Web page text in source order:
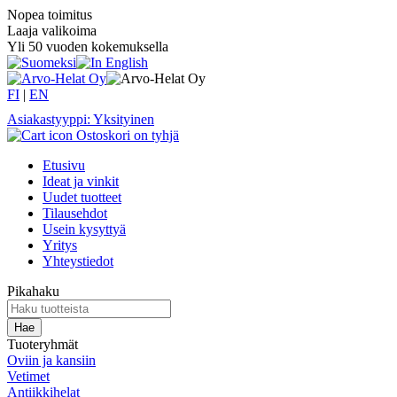
Nopea toimitus
Laaja valikoima
Yli 50 vuoden kokemuksella
FI | EN
Asiakastyyppi: Yksityinen
Ostoskori on tyhjä
Etusivu
Ideat ja vinkit
Uudet tuotteet
Tilausehdot
Usein kysyttyä
Yritys
Yhteystiedot
Pikahaku
Tuoteryhmät
Oviin ja kansiin
Vetimet
Antiikkihelat